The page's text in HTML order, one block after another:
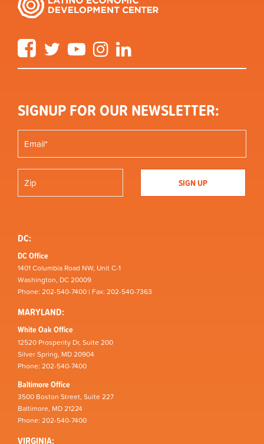
FacebookTwitter YouTube Instagram
SIGNUP FOR OUR NEWSLETTER:
DC:
DC Office
1401 Columbia Road NW, Unit C-1
Washington, DC 20009
Phone: 202-540-7400 | Fax: 202-540-7363
MARYLAND:
White Oak Office
12520 Prosperity Dr, Suite 200
Silver Spring, MD 20904
Phone: 202-540-7400
Baltimore Office
3500 Boston Street, Suite 227
Baltimore, MD 21224
Phone: 202-540-7400
VIRGINIA: